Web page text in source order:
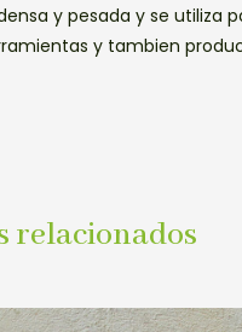
y pesada y se utiliza
y tambien
relacionados